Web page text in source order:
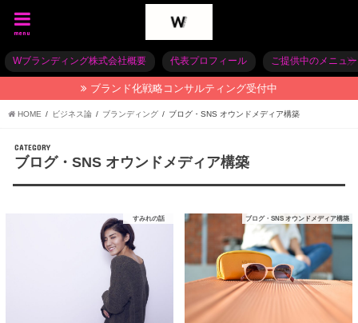
menu
Wブランディング株式会社概要 代表プロフィール ご提供中のメニュー
ブランド化戦略コンサルティング受付中
HOME ビジネス論 ブランディング ブログ・SNS オウンドメディア構築
CATEGORY
ブログ・SNS オウンドメディア構築
すみれの話 ブログ・SNS オウンドメディア構築